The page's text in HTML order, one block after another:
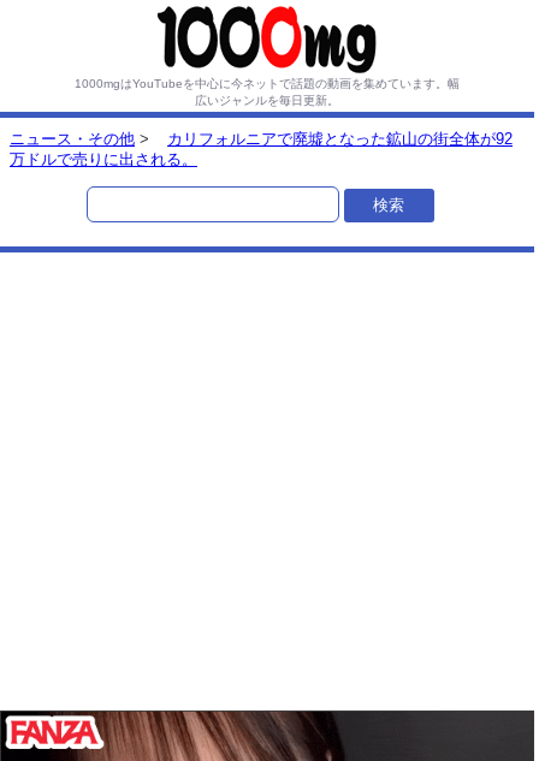
1000mgはYouTubeを中心に今ネットで話題の動画を集めています。 幅
広いジャンルを毎日更新。
ニュース・その他 >
カリフォルニアで廃墟となった鉱山の街全体が92
万ドルで売りに出される。